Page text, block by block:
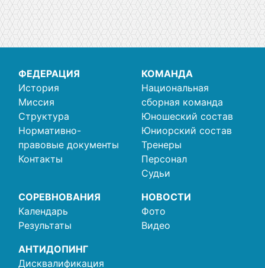
Навигация
по
списку
Мероприятия
ФЕДЕРАЦИЯ
История
Миссия
Структура
Нормативно-
правовые документы
Контакты
КОМАНДА
Национальная
сборная команда
Юношеский состав
Юниорский состав
Тренеры
Персонал
Судьи
СОРЕВНОВАНИЯ
Календарь
Результаты
НОВОСТИ
Фото
Видео
АНТИДОПИНГ
Дисквалификация